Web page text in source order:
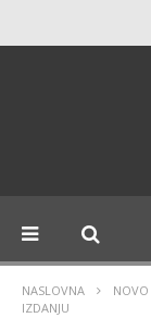
NASLOVNA NOVO
IZDANJU